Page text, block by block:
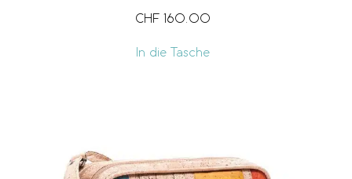
CHF 160.00
In die Tasche